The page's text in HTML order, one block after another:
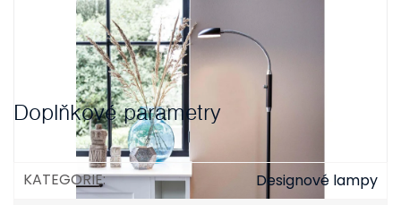
Doplňkové parametry
KATEGORIE:
Designové lampy